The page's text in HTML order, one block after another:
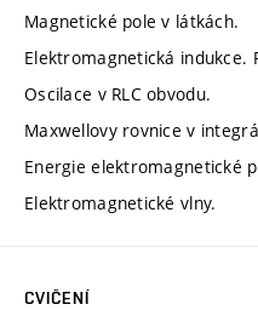
Magnetické pole v látkách.
Elektromagnetická indukce.
Oscilace v RLC obvodu.
Maxwellovy rovnice v
Energie elektromagnetické
Elektromagnetické vlny.
CVIČENÍ